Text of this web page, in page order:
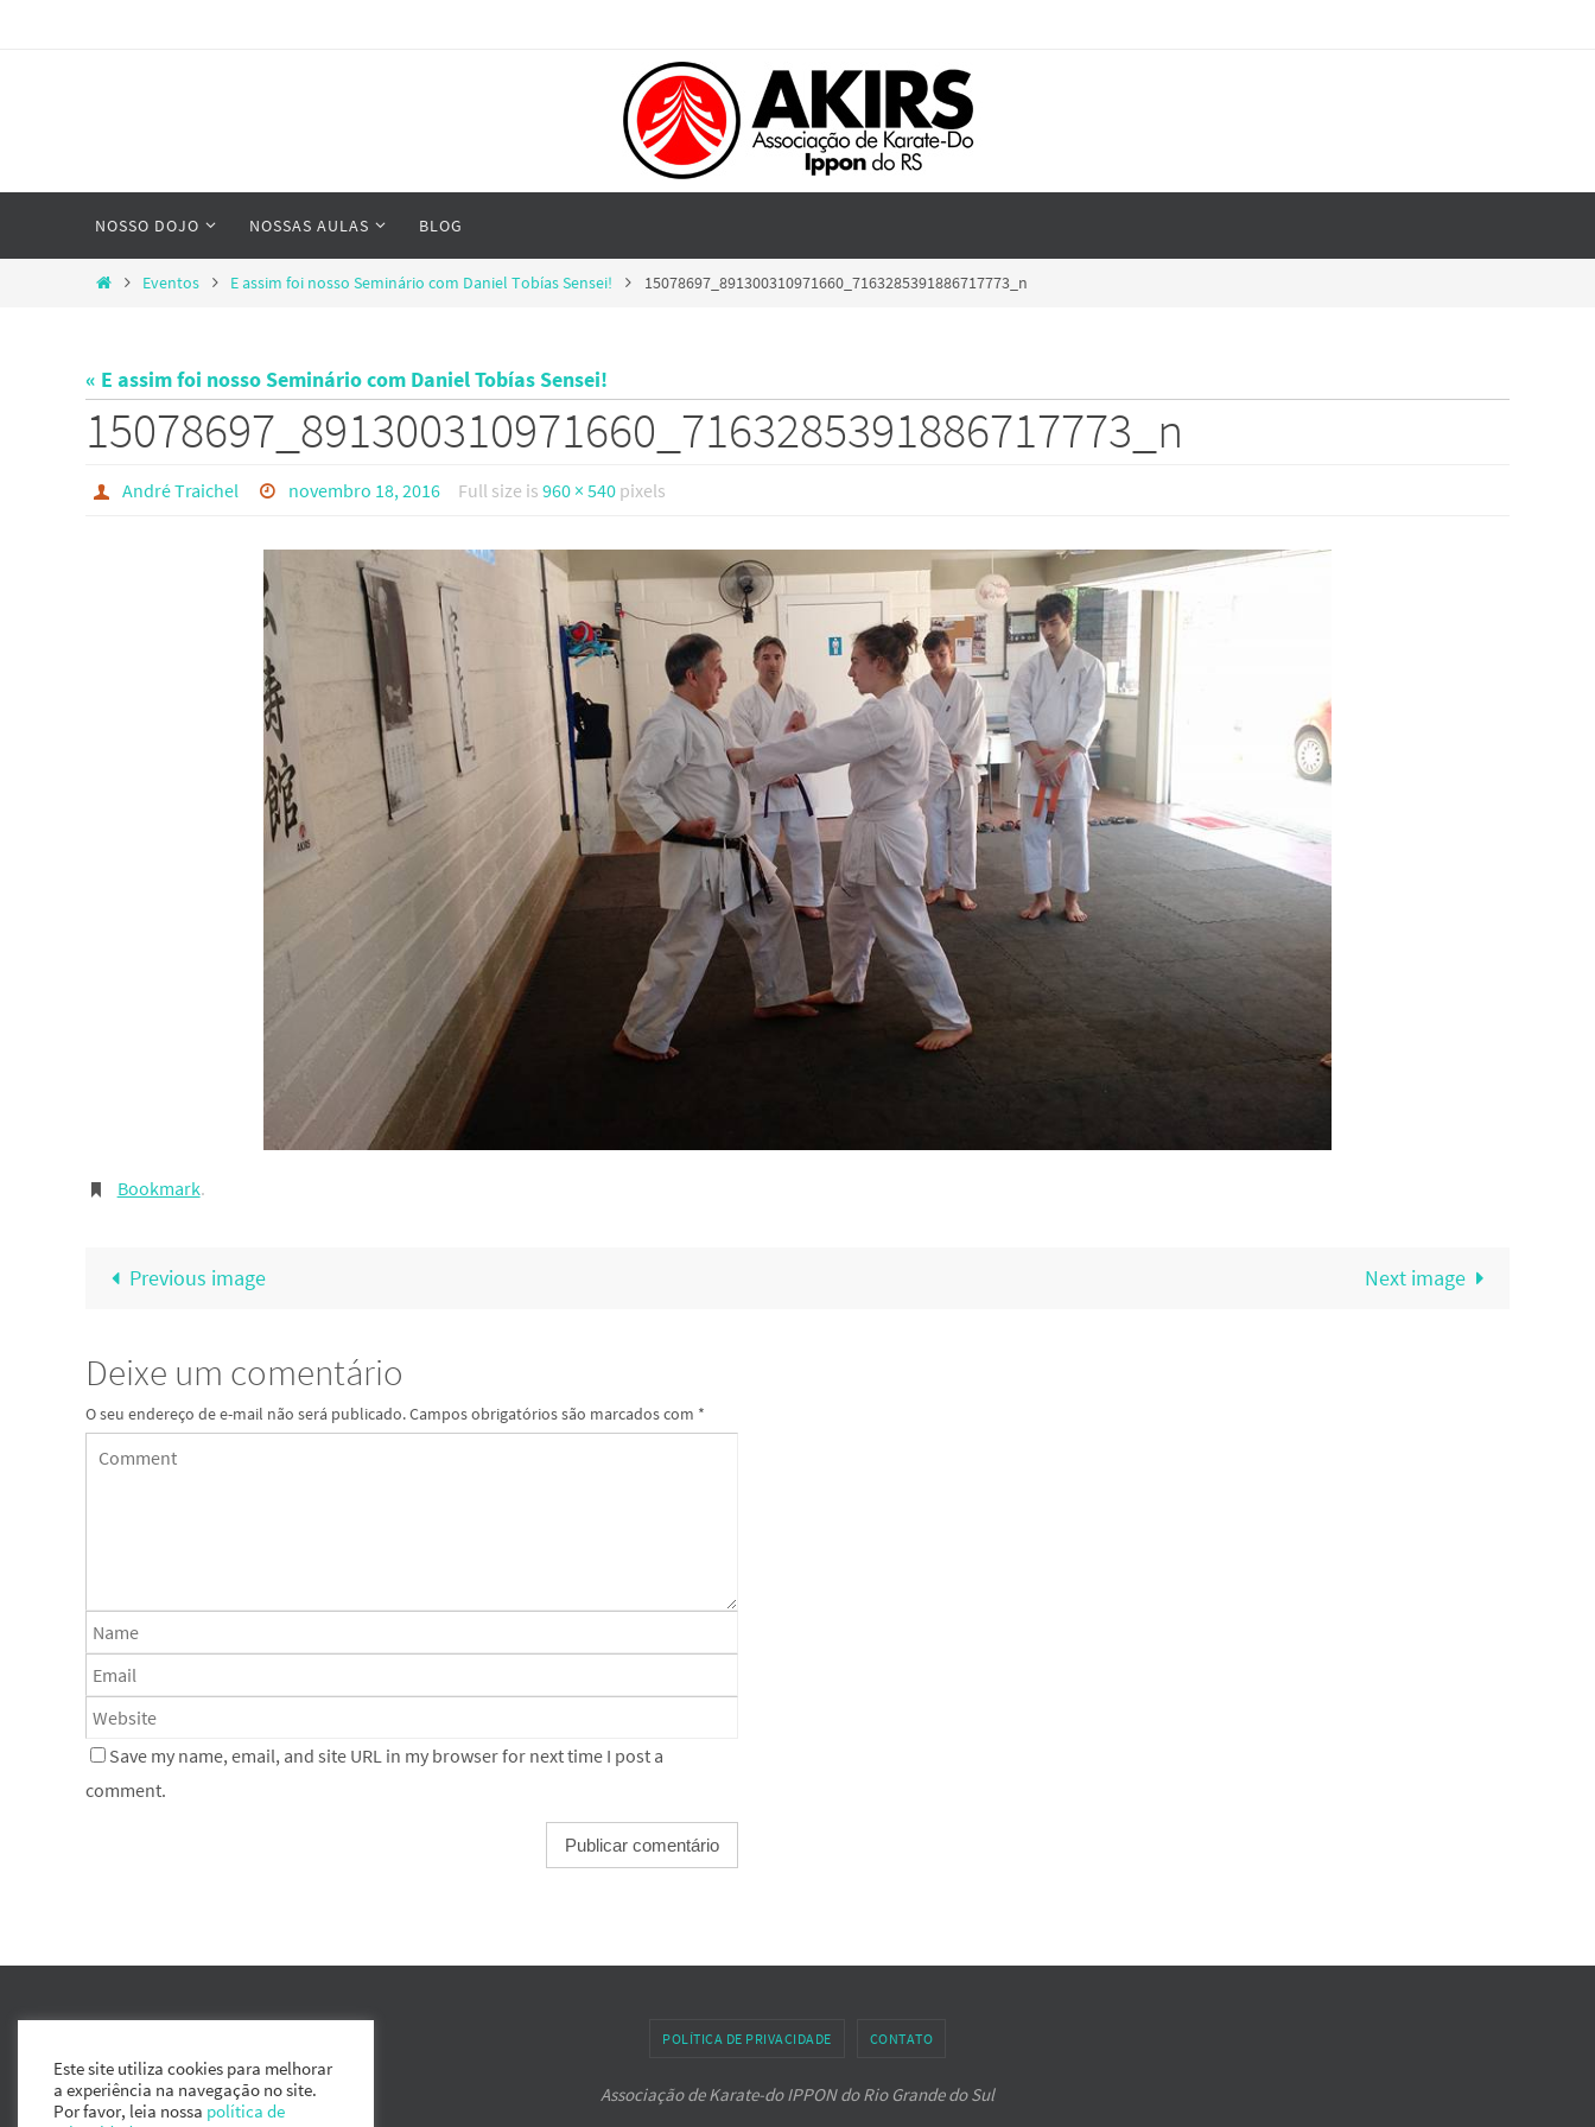
content
NOSSO DOJO NOSSAS AULAS BLOG
HomeEventos E assim foi nosso Seminário com Daniel Tobías Sensei! 15078697_891300310971660_7163285391886717773_n
« E assim foi nosso Seminário com Daniel Tobías Sensei!
15078697_891300310971660_7163285391886717773_n
André Traichel novembro 18, 2016 Full size is960 × 540 pixels
Bookmark.
Previous image Next image
Deixe um comentário
O seu endereço de e-mail não será publicado.Campos obrigatórios são marcados com *
Save my name, email, and site URL in my browser for next time I post a
comment.
POLÍTICA DE PRIVACIDADE CONTATO
Associação de Karate-do IPPON do Rio Grande do Sul
Este site utiliza cookies para melhorar
a experiência na navegação no site.
Por favor, leia nossa política de